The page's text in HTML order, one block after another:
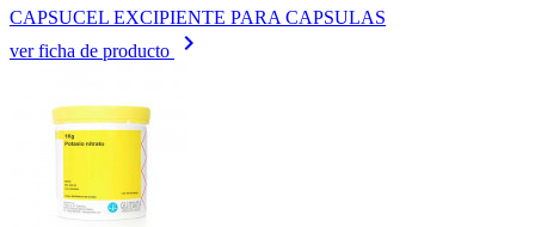
CAPSUCEL EXCIPIENTE PARA CAPSULAS
ver ficha de producto
keyboard_arrow_right